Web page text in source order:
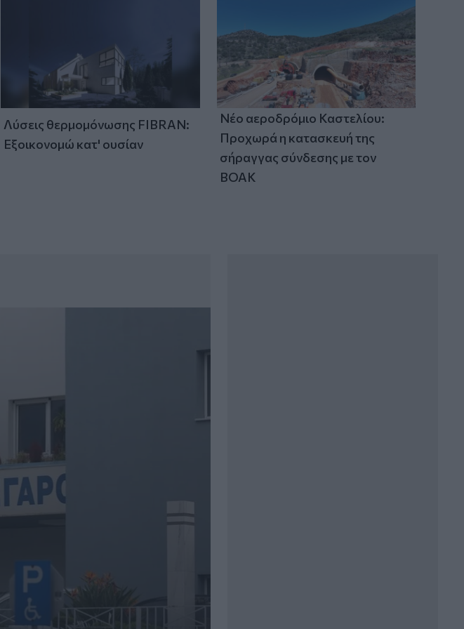
21:15
Μουσική λαϊκή βραδιά στο Πάρκο
Κνωσού την Παρασκευή 7 Αυγούστου
21:14
ΟΦΗ: Μεγάλο προβάδισμα πρόκρισης
για την ΤΣΣΚΑ Σόφιας
Λύσεις θερμομόνωσης FIBRAN:
Εξοικονομώ κατ' ουσίαν
Νέο αεροδρόμιο Καστελίου:
Προχωρά η κατασκευή της
σήραγγας σύνδεσης με τον
ΒΟΑΚ